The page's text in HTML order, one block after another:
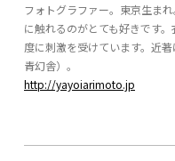
フォトグラファー。東京生ま
に触れるのがとても好きです
度に刺激を受けています。近
青幻舎）。
http://yayoiarimoto.jp